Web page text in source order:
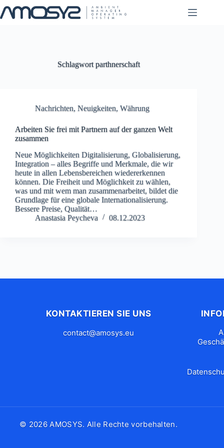
Inhalt
springen
Schlagwortparthnerschaft
Nachrichten, Neuigkeiten, Währung
Arbeiten Sie frei mit Partnern auf der ganzen Welt
zusammen
Neue Möglichkeiten Digitalisierung, Globalisierung,
Integration – alles Begriffe und Merkmale, die wir
heute in allen Lebensbereichen wiedererkennen
können. Die Freiheit und Möglichkeit zu wählen,
was und mit wem man zusammenarbeitet, bildet die
Grundlage für eine globale Internationalisierung.
Bessere Preise, Qualität…
Anastasia Peycheva
08.12.2023
KONTAKTIEREN SIE UNS
contact@amosys.eu
© 2026 AMOSYS. Alle Rechte vorbehalten.